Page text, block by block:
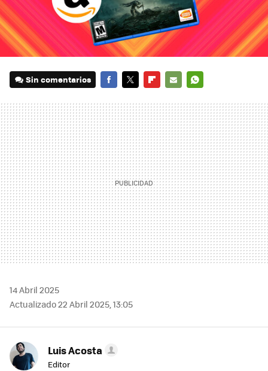
Sin comentarios
MAIL
14 Abril 2025
Actualizado 22 Abril 2025, 13:05
Luis Acosta
Editor